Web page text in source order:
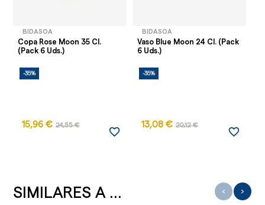
BIDASOA
Copa Rose Moon 35 Cl.
(Pack 6 Uds.)
-35%
15,96 € 24,55 €
favorite_border
BIDASOA
Vaso Blue Moon 24 Cl. (Pack
6 Uds.)
-35%
13,08 € 20,12 €
favorite_border
SIMILARES A ... ‹ ›